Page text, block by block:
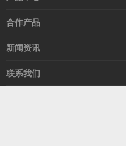
高速线缆
以太网交换机
合作产品
希捷硬盘
新闻资讯
行业动态
技术视角
联系我们